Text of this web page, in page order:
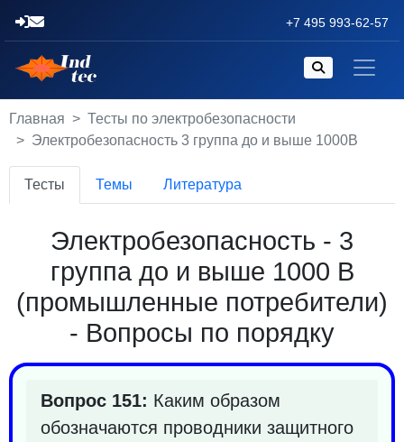
+7 495 993-62-57
Главная
Тесты по электробезопасности
Электробезопасность 3 группа до и выше 1000В
Тесты Темы Литература
Электробезопасность - 3
группа до и выше 1000 В
(промышленные потребители)
- Вопросы по порядку
Вопрос 151: Каким образом
обозначаются проводники защитного